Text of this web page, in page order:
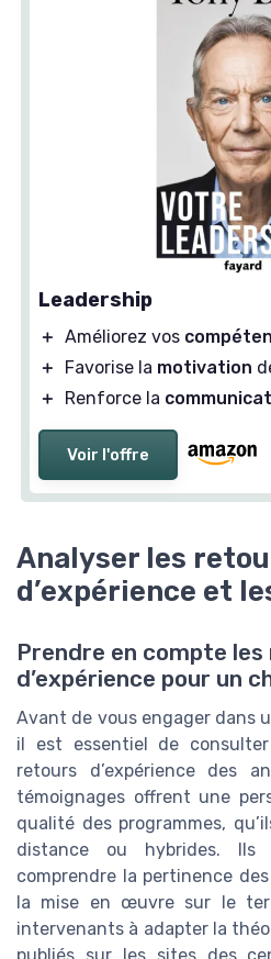
Leadership
＋ Améliorez vos
＋
Favorise la motivation
＋
Renforce la
Voir l'offre
Analyser les
d’expérience et
Prendre en compte
d’expérience pour un
Avant de vous engager dans
il est essentiel de
retours d’expérience des
témoignages offrent une
qualité des programmes,
distance ou hybrides. Ils
comprendre la pertinence
la mise en œuvre sur le
intervenants à adapter la